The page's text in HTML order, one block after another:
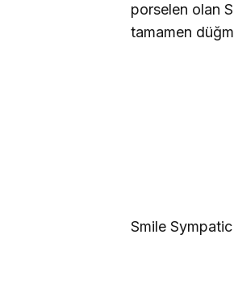
porselen olan
tamamen
Smile Sympatic